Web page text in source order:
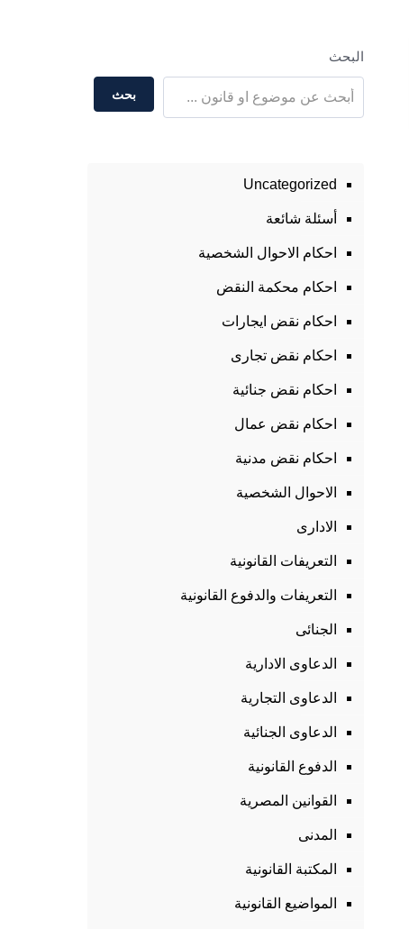
البحث
بحث
Uncategorized
أسئلة شائعة
احكام الاحوال الشخصية
احكام محكمة النقض
احكام نقض ايجارات
احكام نقض تجارى
احكام نقض جنائية
احكام نقض عمال
احكام نقض مدنية
الاحوال الشخصية
الادارى
التعريفات القانونية
التعريفات والدفوع القانونية
الجنائى
الدعاوى الادارية
الدعاوى التجارية
الدعاوى الجنائية
الدفوع القانونية
القوانين المصرية
المدنى
المكتبة القانونية
المواضيع القانونية